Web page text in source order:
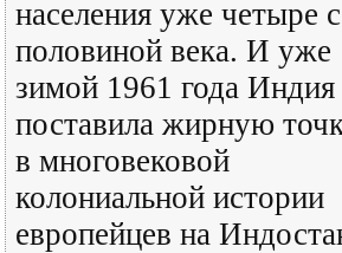
населения уже четыре с
половиной века. И уже
зимой 1961 года Индия
поставила жирную
в многовековой
колониальной истории
европейцев на